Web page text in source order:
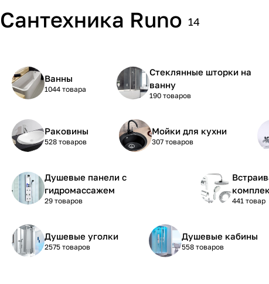
Сантехника Runo 14
Ванны
1044 товара
Стеклянные шторки на
ванну
190 товаров
Раковины
528 товаров
Мойки для кухни
307 товаров
Душевые панели с
гидромассажем
29 товаров 441 товар
Душевые уголки
2575 товаров
Душевые кабины
558 товаров